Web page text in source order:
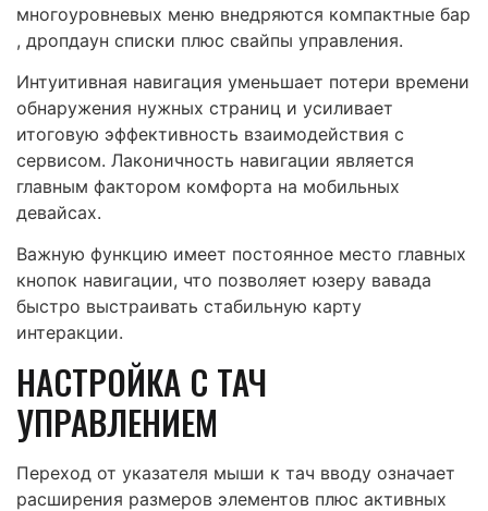
многоуровневых меню внедряются компактные бар
, дропдаун списки плюс свайпы управления.
Интуитивная навигация уменьшает потери времени
обнаружения нужных страниц и усиливает
итоговую эффективность взаимодействия с
сервисом. Лаконичность навигации является
главным фактором комфорта на мобильных
девайсах.
Важную функцию имеет постоянное место главных
кнопок навигации, что позволяет юзеру вавада
быстро выстраивать стабильную карту
интеракции.
НАСТРОЙКА С ТАЧ
УПРАВЛЕНИЕМ
Переход от указателя мыши к тач вводу означает
расширения размеров элементов плюс активных